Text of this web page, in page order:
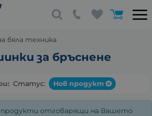
бяла техника
за бръснене
Статус: Нов продукт
продукти отговарящи на Вашето